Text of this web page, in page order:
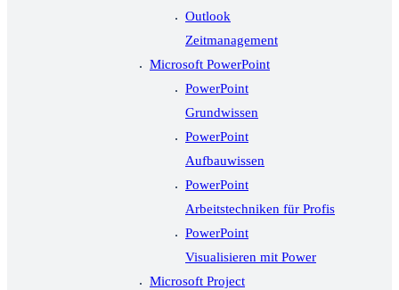
Outlook
Zeitmanagement
Microsoft PowerPoint
PowerPoint
Grundwissen
PowerPoint
Aufbauwissen
PowerPoint
Arbeitstechniken für Profis
PowerPoint
Visualisieren mit Power
Microsoft Project